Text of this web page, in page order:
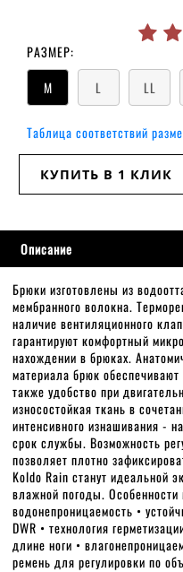
РАЗМЕР:
M
L LL
Таблица соответствий
КУПИТЬ В 1 КЛИК
Описание
Брюки изготовлены из
мембранного волокна.
наличие вентиляционного
гарантируют комфортный
нахождении в брюках.
материала брюк
также удобство при
износостойкая ткань в
интенсивного изнашивания -
срок службы. Возможность
позволяет плотно
Koldo Rain станут идеальной
влажной погоды.
водонепроницаемость •
DWR • технология
длине ноги •
ремень для регулировки по